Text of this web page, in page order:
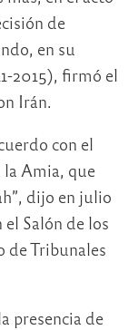
de
en su
2015), firmó el
Irán.
con el
Amia, que
dijo en julio
Salón de los
de Tribunales
presencia de